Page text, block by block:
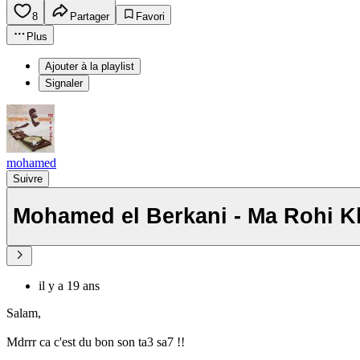
8 Partager
Favori
Plus
Ajouter à la playlist
Signaler
mohamed
Suivre
Mohamed el Berkani - Ma Rohi
il y a 19 ans
Salam,
Mdrrr ca c'est du bon son ta3 sa7 !!